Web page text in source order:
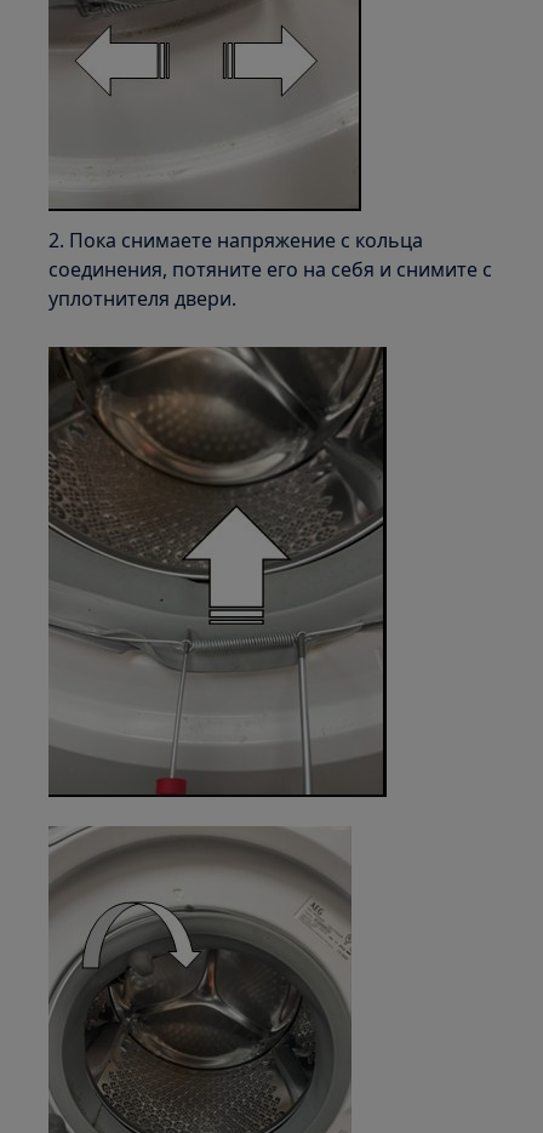
2. Пока снимаете напряжение с кольца
соединения, потяните его на себя и снимите с
уплотнителя двери.